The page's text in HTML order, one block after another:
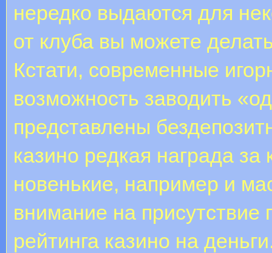
нередко выдаются для
от клуба вы можете
Кстати, современные
возможность заводить
представлены
казино редкая награда за
новенькие, например и
внимание на
рейтинга казино на